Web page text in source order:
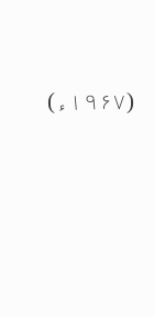
(۱۹۶۷ء)